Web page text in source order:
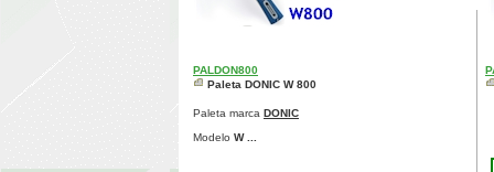
PALDON800
Paleta DONIC W 800
Paleta marca DONIC
Modelo W ...